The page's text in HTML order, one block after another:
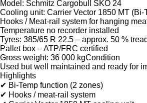
Model: Schmitz Cargobull SKO 24
Cooling unit: Carrier Vector 1850 MT (Bi-
Hooks / Meat-rail system for hanging
Temperature no recorder installed
Tyres: 385/65 R 22.5 – approx. 50 % tread
Pallet box – ATP/FRC certified
Gross weight: 36 000 kgCondition
Used but well maintained and ready for
Highlights
✔ Bi-Temp function (2 zones)
✔ Hooks / meat-rail system